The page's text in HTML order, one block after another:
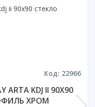
Код: 22966
KDJ II 90X90
ХРОМ